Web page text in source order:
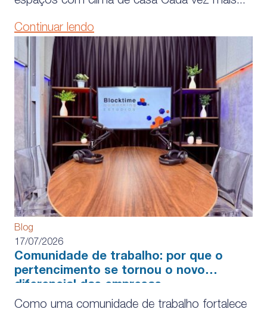
Continuar lendo
Blog
17/07/2026
Comunidade de trabalho: por que o
pertencimento se tornou o novo
diferencial das empresas
Como uma comunidade de trabalho fortalece